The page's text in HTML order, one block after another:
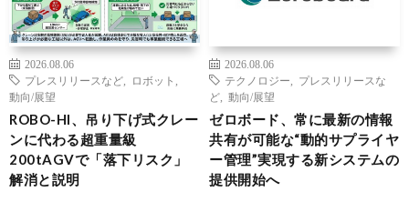
2026.08.06
プレスリリースなど
ロボット
動向/展望
ROBO-HI、吊り下げ式クレー
ンに代わる超重量級
200tAGVで「落下リスク」
解消と説明
2026.08.06
テクノロジー
プレスリリースな
ど
動向/展望
ゼロボード、常に最新の情報
共有が可能な“動的サプライヤ
ー管理”実現する新システムの
提供開始へ